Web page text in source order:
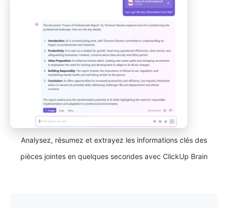
Analysez, résumez et extrayez les informations clés des
pièces jointes en quelques secondes avec ClickUp Brain